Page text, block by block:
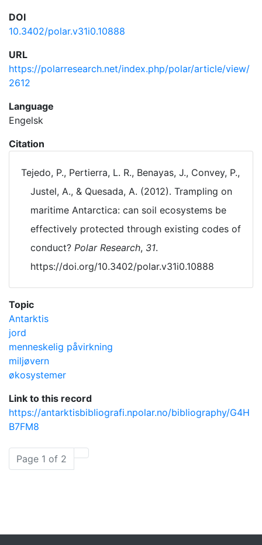
DOI
10.3402/polar.v31i0.10888
URL
https://polarresearch.net/index.php/polar/article/view/
2612
Language
Engelsk
Citation
Tejedo, P., Pertierra, L. R., Benayas, J., Convey, P.,
Justel, A., & Quesada, A. (2012). Trampling on
maritime Antarctica: can soil ecosystems be
effectively protected through existing codes of
conduct? Polar Research, 31.
https://doi.org/10.3402/polar.v31i0.10888
Topic
Antarktis
jord
menneskelig påvirkning
miljøvern
økosystemer
Link to this record
https://antarktisbibliografi.npolar.no/bibliography/G4H
B7FM8
Page 1 of 2